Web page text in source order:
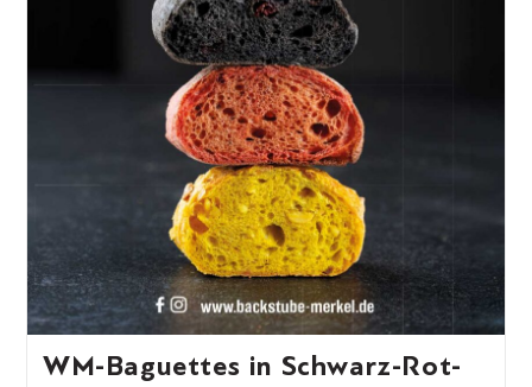
WM-Baguettes in Schwarz-Rot-